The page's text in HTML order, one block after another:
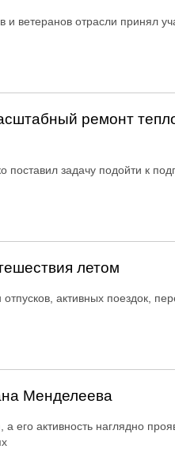
и ветеранов отрасли принял
ремонт
задачу подойти к
летом
активных поездок,
Менделеева
его активность наглядно